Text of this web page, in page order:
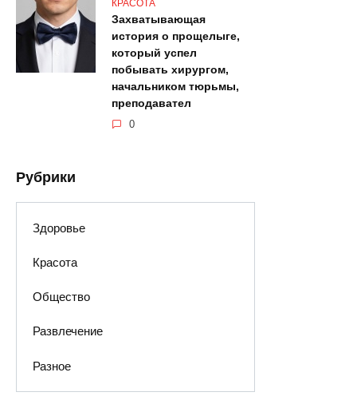
КРАСОТА
Захватывающая
история о прощелыге,
который успел
побывать хирургом,
начальником тюрьмы,
преподавател
0
Рубрики
Здоровье
Красота
Общество
Развлечение
Разное